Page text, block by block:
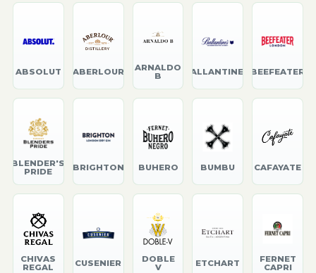
ABSOLUT ABERLOUR
ARNALDO
B
BALLANTINE'S BEEFEATER
BLENDER'S
PRIDE
BRIGHTON BUHERO BUMBU CAFAYATE
CHIVAS
REGAL
CUSENIER
DOBLE
V
ETCHART
FERNET
CAPRI